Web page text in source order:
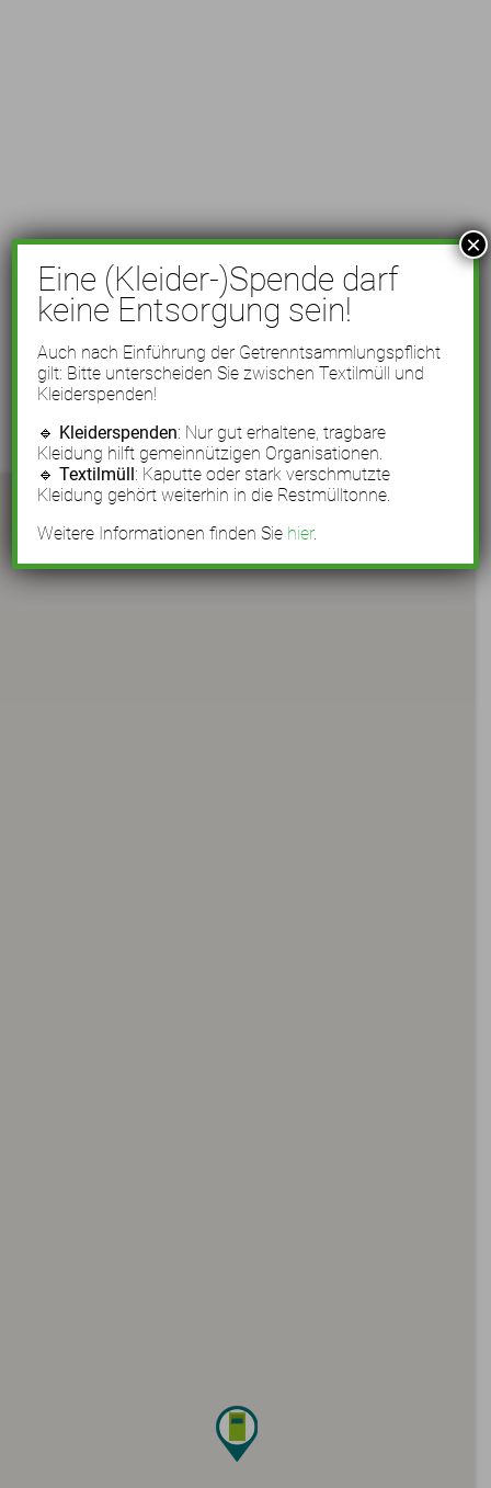
Eine (Kleider-)Spende darf
keine Entsorgung sein!
Auch nach Einführung der Getrenntsammlungspflicht
gilt: Bitte unterscheiden Sie zwischen Textilmüll und
Kleiderspenden!
🔹 Kleiderspenden: Nur gut erhaltene, tragbare
Kleidung hilft gemeinnützigen Organisationen.
🔹Textilmüll: Kaputte oder stark verschmutzte
Kleidung gehört weiterhin in die Restmülltonne.
Weitere Informationen finden Sie hier.
×